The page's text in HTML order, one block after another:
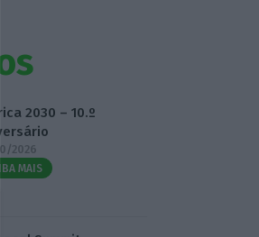
2030 – 10.º
2026
MAIS